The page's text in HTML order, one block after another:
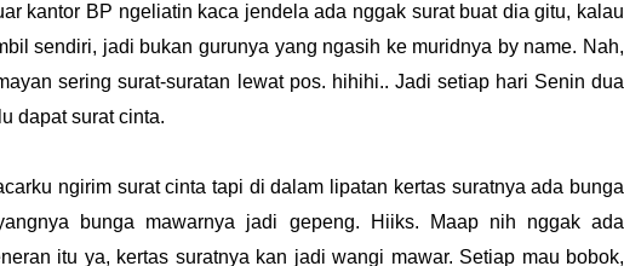
kantor BP ngeliatin kaca jendela ada nggak surat buat dia gitu, kalau
sendiri, jadi bukan gurunya yang ngasih ke muridnya by name. Nah,
sering surat-suratan lewat pos. hihihi.. Jadi setiap hari Senin dua
dapat surat cinta.
ngirim surat cinta tapi di dalam lipatan kertas suratnya ada bunga
bunga mawarnya jadi gepeng. Hiiks. Maap nih nggak ada
itu ya, kertas suratnya kan jadi wangi mawar. Setiap mau bobok,